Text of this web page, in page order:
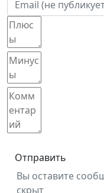
Отправить
Вы оставите
скрыт